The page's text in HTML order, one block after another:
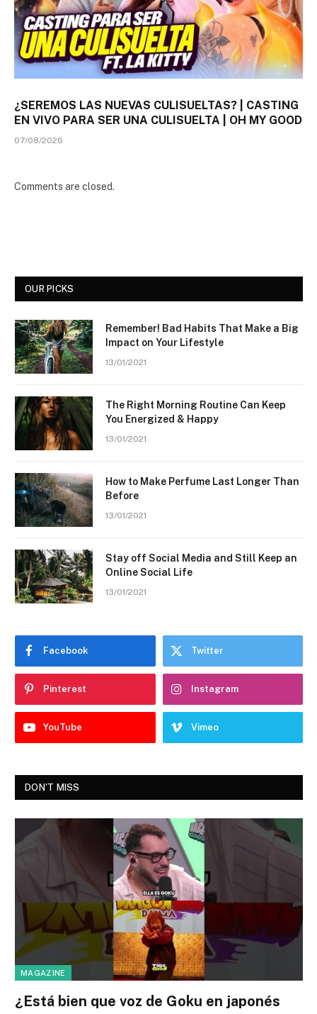
¿SEREMOS LAS NUEVAS CULISUELTAS? | CASTING
EN VIVO PARA SER UNA CULISUELTA | OH MY GOOD
07/08/2026
Comments are closed.
OUR PICKS
Remember! Bad Habits That Make a Big
Impact on Your Lifestyle
13/01/2021
The Right Morning Routine Can Keep
You Energized & Happy
13/01/2021
How to Make Perfume Last Longer Than
Before
13/01/2021
Stay off Social Media and Still Keep an
Online Social Life
13/01/2021
Facebook Twitter
Pinterest Instagram
YouTube Vimeo
DON'T MISS
MAGAZINE
¿Está bien que voz de Goku en japonés